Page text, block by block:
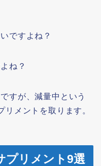
ですよね？
ね？
すが、減量中という
メントを取ります。
プリメント9選